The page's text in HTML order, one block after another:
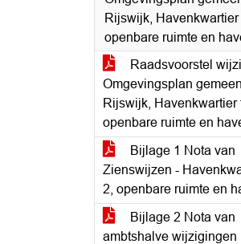
Rijswijk, Havenkwartier
openbare ruimte en
Raadsvoorstel
Omgevingsplan
Rijswijk, Havenkwartier
openbare ruimte en
Bijlage 1 Nota van
Zienswijzen -
2, openbare ruimte en
Bijlage 2 Nota van
ambtshalve wijzigingen